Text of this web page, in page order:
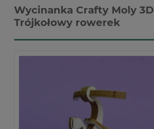
Wycinanka Crafty Moly 3D
Trójkołowy rowerek